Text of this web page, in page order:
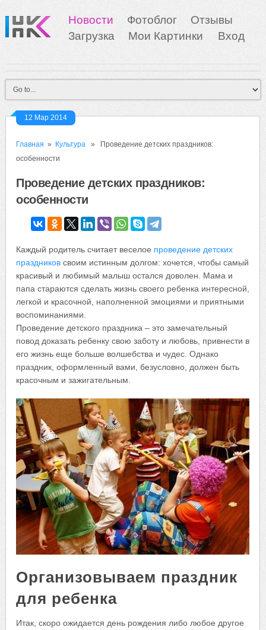
Новости Фотоблог
Отзывы
Загрузка
Мои Картинки Вход
12 Мар 2014
Главная » Культура » Проведение детских праздников:
особенности
Проведение детских праздников:
особенности
Каждый родитель считает веселое проведение детских
праздников своим истинным долгом: хочется, чтобы самый
красивый и любимый малыш остался доволен. Мама и
папа стараются сделать жизнь своего ребенка интересной,
легкой и красочной, наполненной эмоциями и приятными
воспоминаниями.
Проведение детского праздника – это замечательный
повод доказать ребенку свою заботу и любовь, привнести в
его жизнь еще больше волшебства и чудес. Однако
праздник, оформленный вами, безусловно, должен быть
красочным и зажигательным.
Организовываем праздник
для ребенка
Итак, скоро ожидается день рождения либо любое другое